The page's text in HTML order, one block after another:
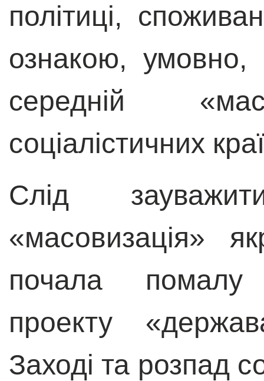
політиці,
ознакою, умовно,
середній
соціалістичних
Слід
«масовизація»
почала помалу
проекту
Заході та розпад